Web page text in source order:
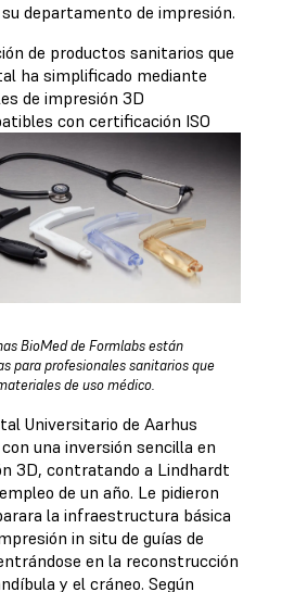
departamento de impresión.
de productos sanitarios que
ha simplificado mediante
de impresión 3D
con certificación ISO
BioMed de Formlabs están
para profesionales sanitarios que
de uso médico.
Universitario de Aarhus
una inversión sencilla en
3D, contratando a Lindhardt
de un año. Le pidieron
la infraestructura básica
in situ de guías de
en la reconstrucción
y el cráneo. Según